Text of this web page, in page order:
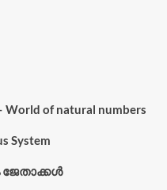
World of natural numbers
System